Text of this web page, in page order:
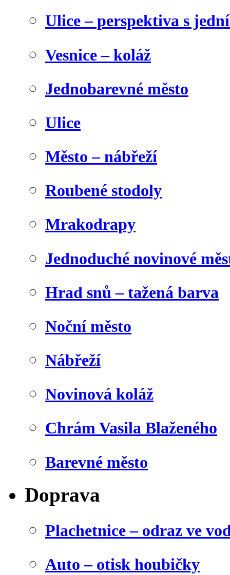
Ulice – perspektiva s
Vesnice – koláž
Jednobarevné město
Ulice
Město – nábřeží
Roubené stodoly
Mrakodrapy
Jednoduché novinové
Hrad snů – tažená barva
Noční město
Nábřeží
Novinová koláž
Chrám Vasila Blaženého
Barevné město
Doprava
Plachetnice – odraz ve
Auto – otisk houbičky